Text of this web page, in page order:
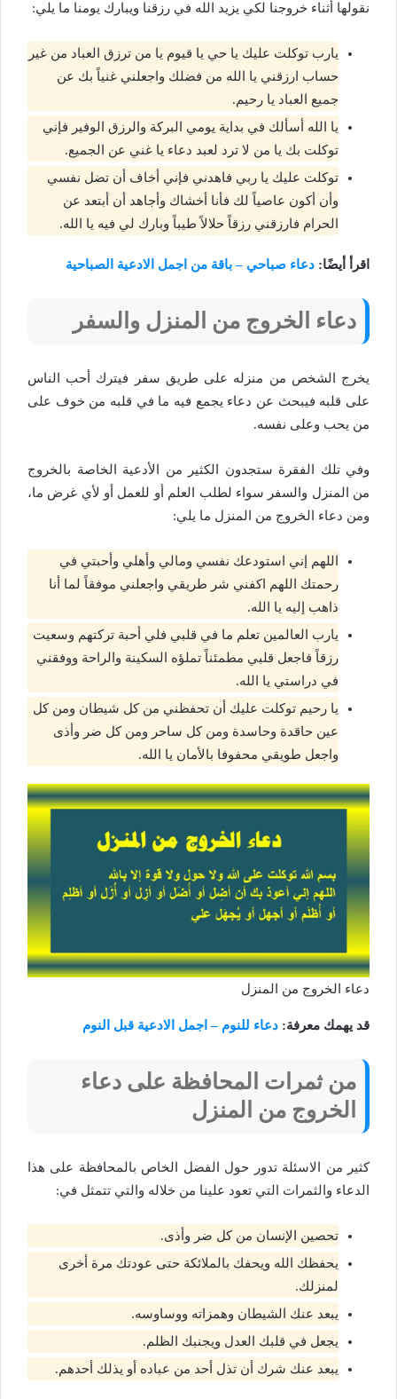
نقولها أثناء خروجنا لكي يزيد الله في رزقنا ويبارك يومنا ما يلي:
يارب توكلت عليك يا حي يا قيوم يا من ترزق العباد من غير
حساب ارزقني يا الله من فضلك واجعلني غنياً بك عن
جميع العباد يا رحيم.
يا الله أسألك في بداية يومي البركة والرزق الوفير فإني
توكلت بك يا من لا ترد لعبد دعاء يا غني عن الجميع.
توكلت عليك يا ربي فاهدني فإني أخاف أن تضل نفسي
وأن أكون عاصياً لك فأنا أخشاك وأجاهد أن أبتعد عن
الحرام فارزقني رزقاً حلالاً طيباً وبارك لي فيه يا الله.
اقرأ أيضًا: دعاء صباحي – باقة من اجمل الادعية الصباحية
دعاء الخروج من المنزل والسفر
يخرج الشخص من منزله على طريق سفر فيترك أحب الناس
على قلبه فيبحث عن دعاء يجمع فيه ما في قلبه من خوف على
من يحب وعلى نفسه.
وفي تلك الفقرة ستجدون الكثير من الأدعية الخاصة بالخروج
من المنزل والسفر سواء لطلب العلم أو للعمل أو لأي غرض ما،
ومن دعاء الخروج من المنزل ما يلي:
اللهم إني استودعك نفسي ومالي وأهلي وأحبتي في
رحمتك اللهم اكفني شر طريقي واجعلني موفقاً لما أنا
ذاهب إليه يا الله.
يارب العالمين تعلم ما في قلبي فلي أحبة تركتهم وسعيت
رزقاً فاجعل قلبي مطمئناً تملؤه السكينة والراحة ووفقني
في دراستي يا الله.
يا رحيم توكلت عليك أن تحفظني من كل شيطان ومن كل
عين حاقدة وحاسدة ومن كل ساحر ومن كل ضر وأذى
واجعل طويقي محفوفا بالأمان يا الله.
دعاء الخروج من المنزل
قد يهمك معرفة: دعاء للنوم – اجمل الادعية قبل النوم
من ثمرات المحافظة على دعاء
الخروج من المنزل
كثير من الاسئلة تدور حول الفضل الخاص بالمحافظة على هذا
الدعاء والثمرات التي تعود علينا من خلاله والتي تتمثل في:
تحصين الإنسان من كل ضر وأذى.
يحفظك الله ويحفك بالملائكة حتى عودتك مرة أخرى
لمنزلك.
يبعد عنك الشيطان وهمزاته ووساوسه.
يجعل في قلبك العدل ويجنبك الظلم.
يبعد عنك شرك أن تذل أحد من عباده أو يذلك أحدهم.